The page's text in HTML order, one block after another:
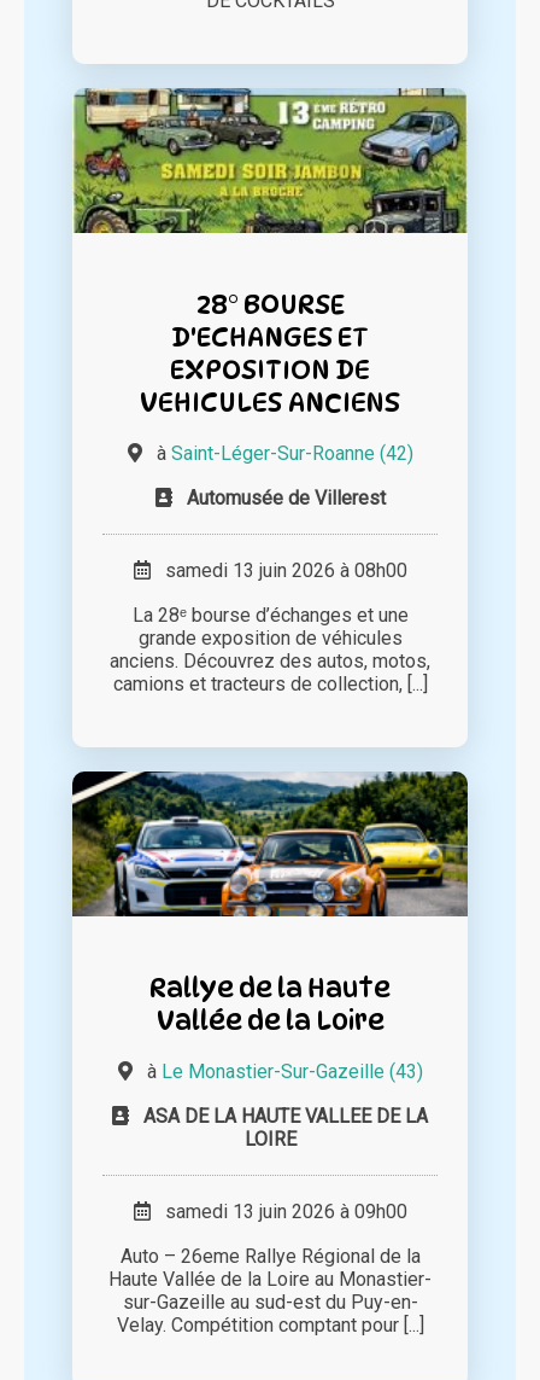
28° BOURSE
D'ECHANGES ET
EXPOSITION DE
VEHICULES ANCIENS
à Saint-Léger-Sur-Roanne (42)
Automusée de Villerest
samedi 13 juin 2026 à 08h00
La 28ᵉ bourse d’échanges et une
grande exposition de véhicules
anciens. Découvrez des autos, motos,
camions et tracteurs de collection, [...]
Rallye de la Haute
Vallée de la Loire
à Le Monastier-Sur-Gazeille (43)
ASA DE LA HAUTE VALLEE DE LA
LOIRE
samedi 13 juin 2026 à 09h00
Auto – 26eme Rallye Régional de la
Haute Vallée de la Loire au Monastier-
sur-Gazeille au sud-est du Puy-en-
Velay. Compétition comptant pour [...]